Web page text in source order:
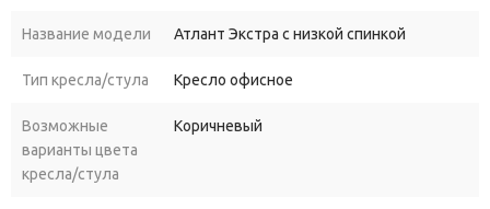
Название модели Атлант Экстра с низкой спинкой
Тип кресла/стула Кресло офисное
Возможные
варианты цвета
кресла/стула
Коричневый